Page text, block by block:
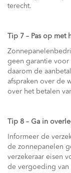
terecht.
Tip 7 – Pas op
geen garantie voor
daarom de
afspraken over de
over het betalen
Tip 8 – Ga in
Informeer de
de zonnepanelen
verzekeraar eisen
de vergoeding van